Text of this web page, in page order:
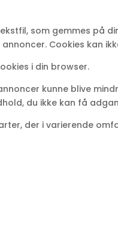
som gemmes på
Cookies kan
i din browser.
kunne blive
du ikke kan få
der i varierende